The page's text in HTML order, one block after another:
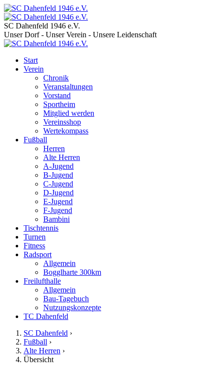
SC Dahenfeld 1946 e.V.
Unser Dorf - Unser Verein - Unsere Leidenschaft
Start
Verein
Chronik
Veranstaltungen
Vorstand
Sportheim
Mitglied werden
Vereinsshop
Wertekompass
Fußball
Herren
Alte Herren
A-Jugend
B-Jugend
C-Jugend
D-Jugend
E-Jugend
F-Jugend
Bambini
Tischtennis
Turnen
Fitness
Radsport
Allgemein
Bogglharte 300km
Freilufthalle
Allgemein
Bau-Tagebuch
Nutzungskonzepte
TC Dahenfeld
SC Dahenfeld ›
Fußball ›
Alte Herren ›
Übersicht